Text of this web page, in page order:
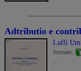
Adtributio e
Laffi
formato:
...